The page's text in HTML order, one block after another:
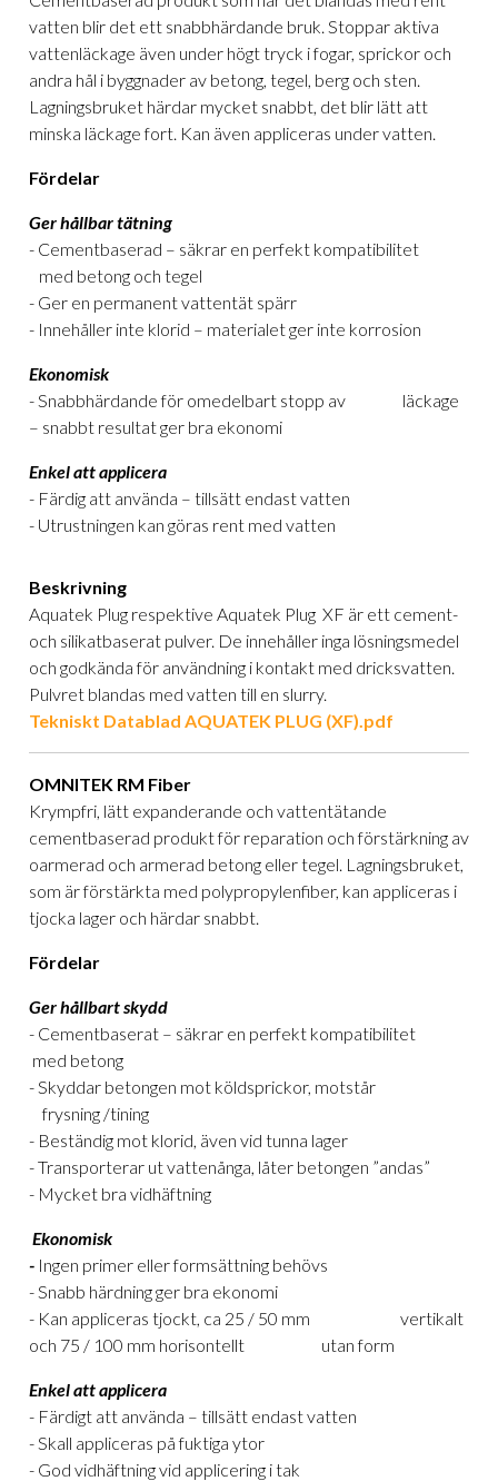
vatten blir det ett snabbhärdande bruk. Stoppar aktiva
vattenläckage även under högt tryck i fogar, sprickor och
andra hål i byggnader av betong, tegel, berg och sten.
Lagningsbruket härdar mycket snabbt, det blir lätt att
minska läckage fort. Kan även appliceras under vatten.
Fördelar
Ger hållbar tätning
- Cementbaserad – säkrar en perfektkompatibilitet
med betong och tegel
- Ger en permanent vattentät spärr
- Innehåller inte klorid – materialet ger inte korrosion
Ekonomisk
- Snabbhärdande för omedelbart stopp av läckage
– snabbt resultat ger bra ekonomi
Enkel att applicera
- Färdig att använda – tillsätt endast vatten
- Utrustningen kan göras rent med vatten
Beskrivning
Aquatek Plug respektive Aquatek Plug XF är ett cement-
och silikatbaserat pulver. De innehåller inga lösningsmedel
och godkända för användning i kontakt med dricksvatten.
Pulvret blandas med vatten till en slurry.
Tekniskt Datablad AQUATEK PLUG (XF).pdf
OMNITEK RM Fiber
Krympfri, lätt expanderande och vattentätande
cementbaserad produkt för reparation och förstärkning av
oarmerad och armerad betong eller tegel. Lagningsbruket,
som är förstärkta med polypropylenfiber, kan appliceras i
tjocka lager och härdar snabbt.
Fördelar
Ger hållbart skydd
- Cementbaserat – säkrar en perfekt kompatibilitet
med betong
- Skyddar betongen mot köldsprickor, motstår
frysning /tining
- Beständig mot klorid, även vid tunna lager
- Transporterar ut vattenånga, låter betongen ”andas”
- Mycket bra vidhäftning
Ekonomisk
-Ingen primer eller formsättning behövs
- Snabb härdning ger bra ekonomi
- Kan appliceras tjockt, ca 25 / 50 mm vertikalt
och 75 / 100 mm horisontellt utan form
Enkel att applicera
- Färdigt att använda – tillsätt endast vatten
- Skall appliceras på fuktiga ytor
- God vidhäftning vid applicering i tak